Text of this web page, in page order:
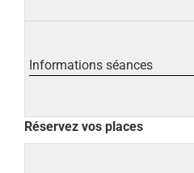
Informations séances
Réservez vos places